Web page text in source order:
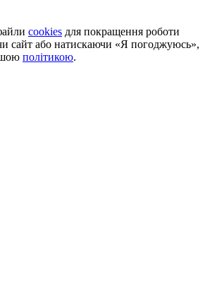
cookies для покращення роботи
сайт або натискаючи «Я погоджуюсь»,
політикою.